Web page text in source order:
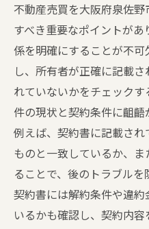
不動産売買を大阪府泉佐
すべき重要なポイントが
係を明確にすることが不
し、所有者が正確に記載
れていないかをチェック
件の現状と契約条件に齟齬
例えば、契約書に記載さ
ものと一致しているか、
ることで、後のトラブルを
契約書には解約条件や違
いるかも確認し、契約内